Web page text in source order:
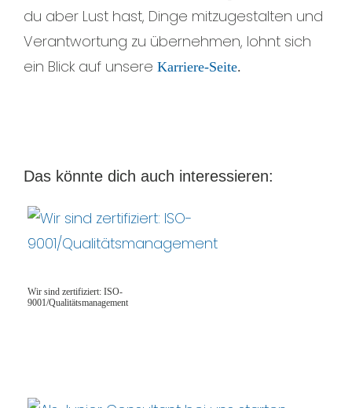
du aber Lust hast, Dinge mitzugestalten und
Verantwortung zu übernehmen, lohnt sich
ein Blick auf unsere Karriere-Seite.
Das könnte dich auch interessieren:
Wir sind zertifiziert: ISO-
9001/Qualitätsmanagement